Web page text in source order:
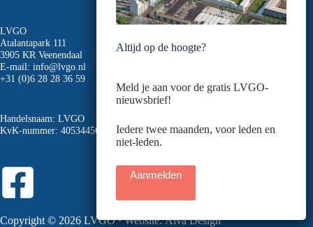
LVGO
Atalantapark 111
3905 KR Veenendaal
E-mail: info@lvgo.nl
+31 (0)6 28 28 36 59
Handelsnaam: LVGO
KvK-nummer: 40534456
Copyright © 2026 LVGO · Website:Alva Design
Altijd op de hoogte?
Meld je aan voor de gratis LVGO-
nieuwsbrief!
Iedere twee maanden, voor leden en
niet-leden.
Aanmelden